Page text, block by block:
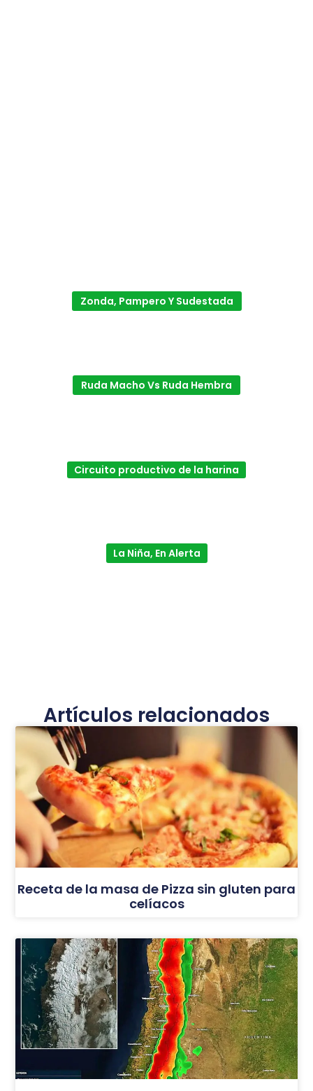
Zonda, Pampero Y Sudestada
Ruda Macho Vs Ruda Hembra
Circuito productivo de la harina
La Niña, En Alerta
Artículos relacionados
Receta de la masa de Pizza sin gluten para
celíacos